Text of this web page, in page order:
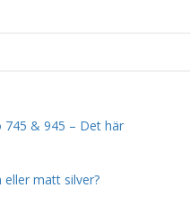
745 & 945 – Det här
matt silver?